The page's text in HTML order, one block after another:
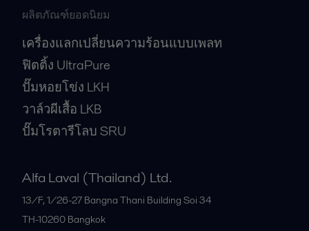
ผลิตภัณฑ์ยอดนิยม
เครื่องแลกเปลี่ยนความร้อนแบบเพลท
ฟิตติ้ง UltraPure
ปั๊มหอยโข่ง LKH
วาล์วผีเสื้อ LKB
ปั๊มโรตารีโลบ SRU
Alfa Laval (Thailand) Ltd.
13/F, 1/26-27 Bangna Thani Building Soi 34
TH-10260 Bangkok